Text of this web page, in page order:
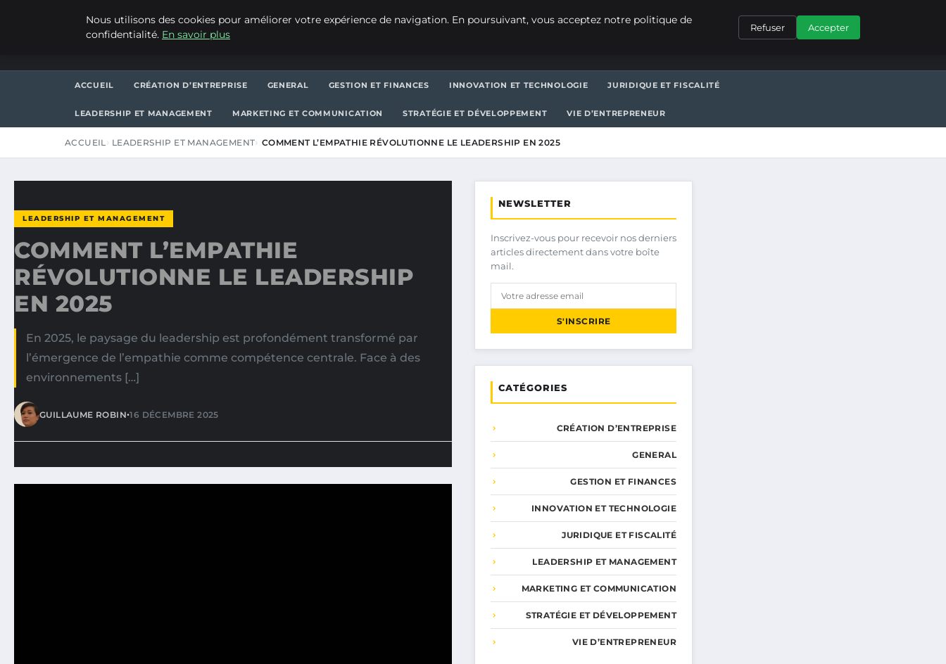
ACCUEIL CRÉATION D’ENTREPRISE GENERAL GESTION ET FINANCES INNOVATION ET TECHNOLOGIE JURIDIQUE ET FISCALITÉ
LEADERSHIP ET MANAGEMENT MARKETING ET COMMUNICATION STRATÉGIE ET DÉVELOPPEMENT VIE D’ENTREPRENEUR
ACCUEIL LEADERSHIP ET MANAGEMENT COMMENT L’EMPATHIE RÉVOLUTIONNE LE LEADERSHIP EN 2025
LEADERSHIP ET MANAGEMENT
COMMENT L’EMPATHIE
RÉVOLUTIONNE LE LEADERSHIP
EN 2025
En 2025, le paysage du leadership est profondément transformé par
l’émergence de l’empathie comme compétence centrale. Face à des
environnements […]
GUILLAUME ROBIN•16 DÉCEMBRE 2025
NEWSLETTER
Inscrivez-vous pour recevoir nos derniers
articles directement dans votre boîte
mail.
S'INSCRIRE
CATÉGORIES
CRÉATION D’ENTREPRISE
GENERAL
GESTION ET FINANCES
INNOVATION ET TECHNOLOGIE
JURIDIQUE ET FISCALITÉ
LEADERSHIP ET MANAGEMENT
MARKETING ET COMMUNICATION
STRATÉGIE ET DÉVELOPPEMENT
VIE D’ENTREPRENEUR
Nous utilisons des cookies pour améliorer votre expérience de navigation. En poursuivant, vous acceptez notre politique de
confidentialité. En savoir plus
Refuser Accepter